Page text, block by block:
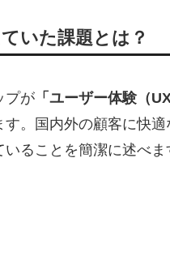
いた課題とは？
プが 「ユーザー体験（
。国内外の顧客に快
ることを簡潔に述べま